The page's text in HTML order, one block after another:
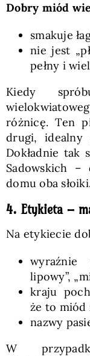
Dobry miód
smakuje
nie jest
pełny i
Kiedy
różnicę. Ten
drugi, idealny
Dokładnie tak
Sadowskich
domu oba
4. Etykieta –
Na etykiecie
wyraźnie
lipowy”,
kraju
że to miód
nazwy
W